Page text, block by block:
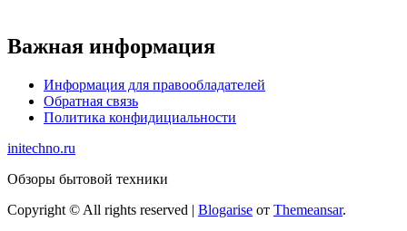
Важная информация
Информация для правообладателей
Обратная связь
Политика конфидициальности
initechno.ru
Обзоры бытовой техники
Copyright © All rights reserved | Blogarise от Themeansar.